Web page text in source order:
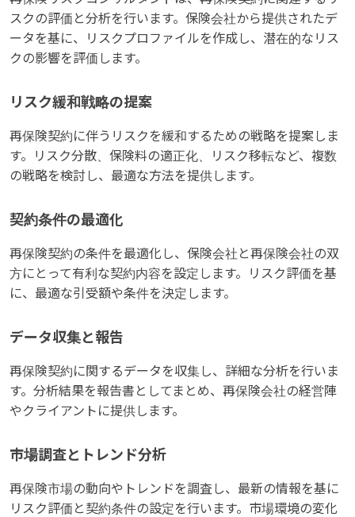
スクの評価と分析を行います。保険会社から提供されたデ
ータを基に、リスクプロファイルを作成し、潜在的なリス
クの影響を評価します。
リスク緩和戦略の提案
再保険契約に伴うリスクを緩和するための戦略を提案しま
す。リスク分散、保険料の適正化、リスク移転など、複数
の戦略を検討し、最適な方法を提供します。
契約条件の最適化
再保険契約の条件を最適化し、保険会社と再保険会社の双
方にとって有利な契約内容を設定します。リスク評価を基
に、最適な引受額や条件を決定します。
データ収集と報告
再保険契約に関するデータを収集し、詳細な分析を行いま
す。分析結果を報告書としてまとめ、再保険会社の経営陣
やクライアントに提供します。
市場調査とトレンド分析
再保険市場の動向やトレンドを調査し、最新の情報を基に
リスク評価と契約条件の設定を行います。市場環境の変化